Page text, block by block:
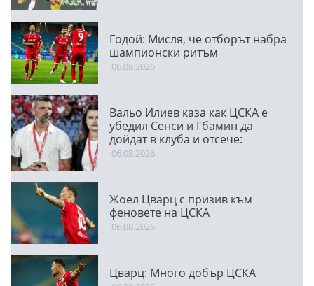
Годой: Мисля, че отборът набра
шампионски ритъм
06.08.2026
Вальо Илиев каза как ЦСКА е
убедил Сенси и Гбамин да
дойдат в клуба и отсече:
Направихме изключителен
06.08.2026
Жоел Цварц с призив към
феновете на ЦСКА
06.08.2026
Цварц: Много добър ЦСКА